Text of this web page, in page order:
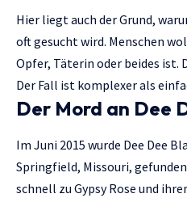
Hier liegt auch der Grund,
oft gesucht wird. Menschen
Opfer, Täterin oder beides
Der Fall ist komplexer als
Der Mord an Dee
Im Juni 2015 wurde Dee Dee
Springfield, Missouri,
schnell zu Gypsy Rose und